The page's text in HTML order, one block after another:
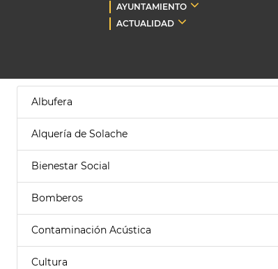
AYUNTAMIENTO
ACTUALIDAD
Albufera
Alquería de Solache
Bienestar Social
Bomberos
Contaminación Acústica
Cultura